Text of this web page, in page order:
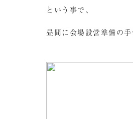
という事で、
昼間に会場設営準備の